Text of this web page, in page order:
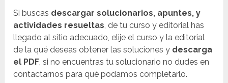
Si buscas descargar solucionarios, apuntes, y
actividades resueltas, de tu curso y editorial has
llegado al sitio adecuado, elije el curso y la editorial
de la qué deseas obtener las soluciones y descarga
el PDF, si no encuentras tu solucionario no dudes en
contactarnos para qué podamos completarlo.